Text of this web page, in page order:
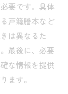
要です。具体
戸籍謄本など
は異なるた
最後に、必要
な情報を提供
ます。